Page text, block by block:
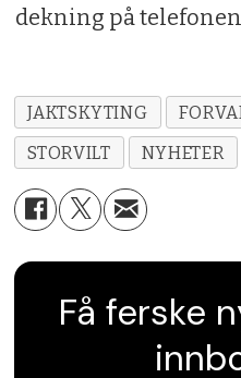
dekning på
JAKTSKYTING
STORVILT
NYHETER
Få ferske